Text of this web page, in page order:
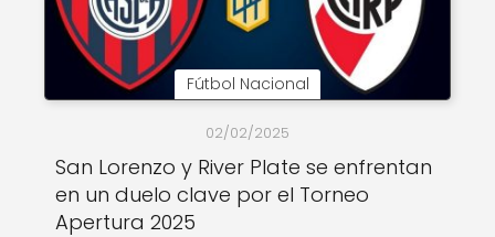
Fútbol Nacional
02/02/2025
San Lorenzo y River Plate se enfrentan
en un duelo clave por el Torneo
Apertura 2025